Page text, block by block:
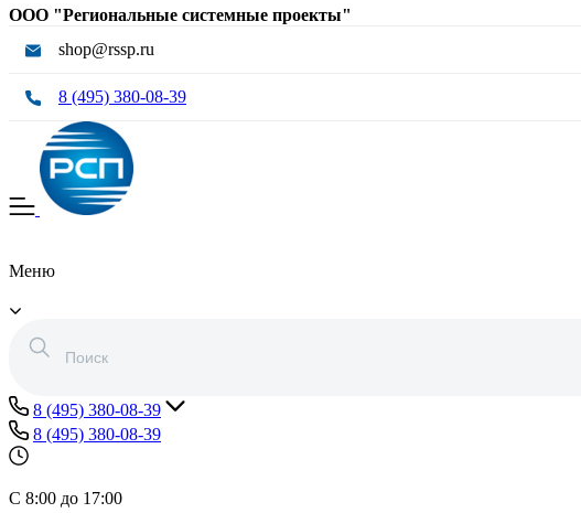
ООО "Региональные системные проекты"
shop@rssp.ru
8 (495) 380-08-39
Меню
8 (495) 380-08-39
8 (495) 380-08-39
С 8:00 до 17:00